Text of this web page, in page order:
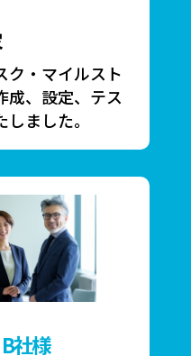
ク・マイルスト
成、設定、テス
ました。
社様